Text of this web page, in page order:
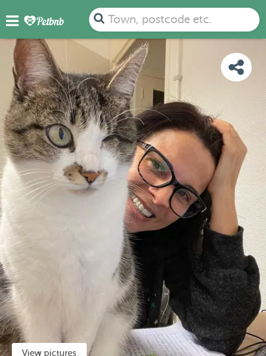
Town, postcode etc.
PHOTOS REVIEWS
View pictures